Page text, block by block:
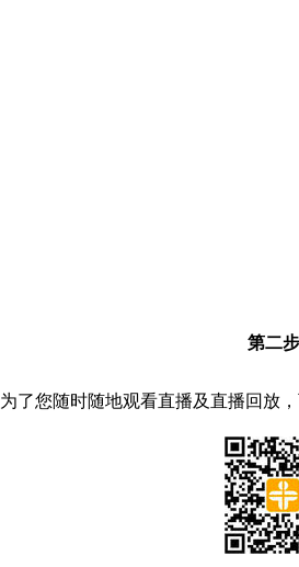
第二步
为了您随时随地观看直播及直播回放